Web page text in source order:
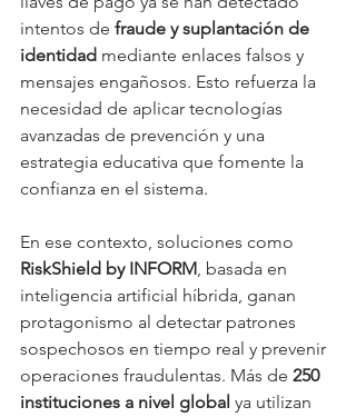
intentos de fraude y suplantación de
identidad mediante enlaces falsos y
mensajes engañosos. Esto refuerza la
necesidad de aplicar tecnologías
avanzadas de prevención y una
estrategia educativa que fomente la
confianza en el sistema.
En ese contexto, soluciones como
RiskShield by INFORM, basada en
inteligencia artificial híbrida, ganan
protagonismo al detectar patrones
sospechosos en tiempo real y prevenir
operaciones fraudulentas. Más de 250
instituciones a nivel global ya utilizan